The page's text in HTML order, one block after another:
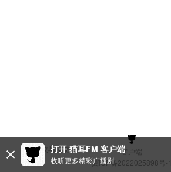
建议与反馈 客户端
冀ICP备2022025898号-1
打开 猫耳FM 客户端
收听更多精彩广播剧